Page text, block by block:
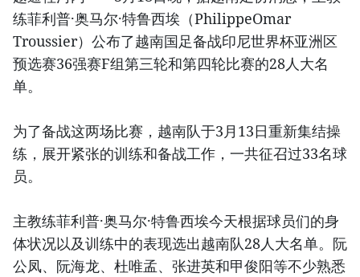
练菲利普·奥马尔·特鲁西埃（PhilippeOmar
Troussier）公布了越南国足备战印尼世界杯亚洲区
预选赛36强赛F组第三轮和第四轮比赛的28人大名
单。
为了备战这两场比赛，越南队于3月13日重新集结操
练，展开紧张的训练和备战工作，一共征召过33名球
员。
主教练菲利普·奥马尔·特鲁西埃今天根据球员们的身
体状况以及训练中的表现选出越南队28人大名单。阮
公凤、阮海龙、杜唯孟、张进英和甲俊阳等不少熟悉